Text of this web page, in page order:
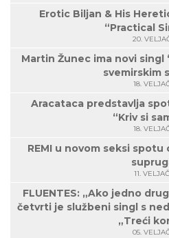
Erotic Biljan & His
“Practical
20.
Martin Žunec ima novi singl
svemirskim
18.
Aracataca predstavlja
“Kriv si
18.
REMI u novom seksi
11.
FLUENTES: „Ako jedno
četvrti je službeni singl s
„Treći
05.